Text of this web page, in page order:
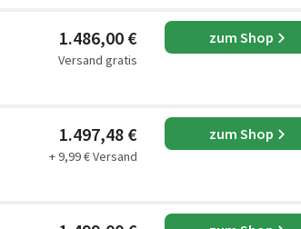
1.486,00 €
Versand gratis
zum Shop
1.497,48 €
+ 9,99 € Versand
zum Shop